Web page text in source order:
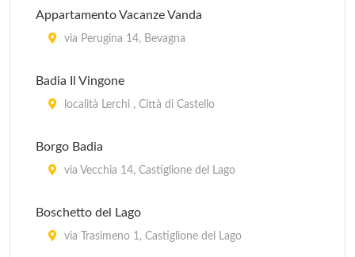
Girasole
Località Petrognano, km 7 a Nord di Spoleto, verso
Il Collaccio
Il Rocolo
Appartamento Vacanze Vanda
via Perugina 14, Bevagna
Badia Il Vingone
località Lerchi , Città di Castello
Borgo Badia
via Vecchia 14, Castiglione del Lago
Boschetto del Lago
via Trasimeno 1, Castiglione del Lago